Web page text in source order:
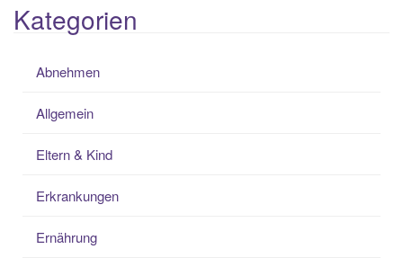
Kategorien
Abnehmen
Allgemein
Eltern & Kind
Erkrankungen
Ernährung